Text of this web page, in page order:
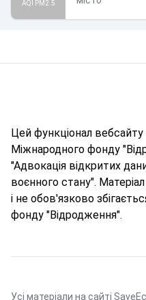
AQI PM2.5
Цей функціонал
Міжнародного фонду
"Адвокація відкритих
воєнного стану".
і не обов'язково
фонду "Відродження".
Усі матеріали на сайті